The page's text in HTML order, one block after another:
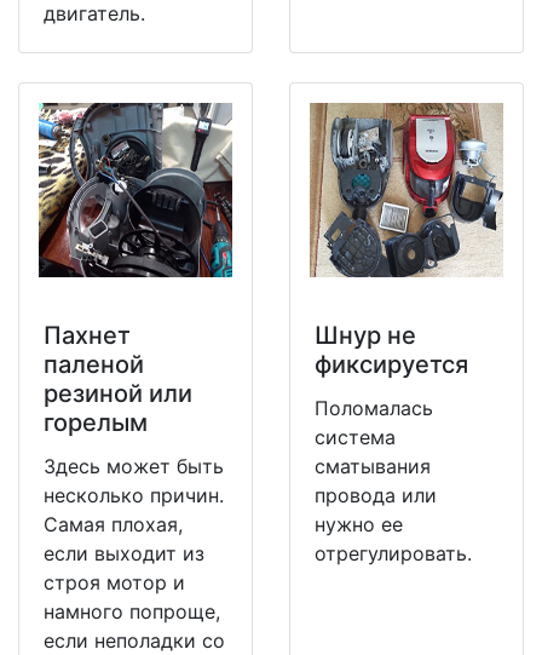
двигатель.
Пахнет
паленой
резиной или
горелым
Здесь может быть
несколько причин.
Самая плохая,
если выходит из
строя мотор и
намного попроще,
если неполадки со
Шнур не
фиксируется
Поломалась
система
сматывания
провода или
нужно ее
отрегулировать.